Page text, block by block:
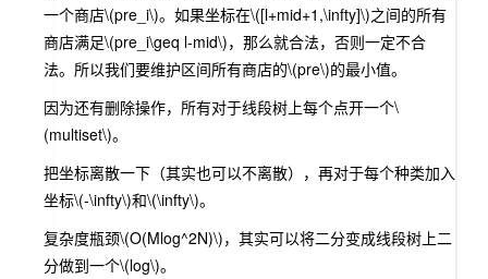
一个商店\(pre_i\)。如果坐标在\([l+mid+1,\infty]\)之间的所有
商店满足\(pre_i\geq l-mid\)，那么就合法，否则一定不合
法。所以我们要维护区间所有商店的\(pre\)的最小值。
因为还有删除操作，所有对于线段树上每个点开一个\
(multiset\)。
把坐标离散一下（其实也可以不离散），再对于每个种类加入
坐标\(-\infty\)和\(\infty\)。
复杂度瓶颈\(O(Mlog^2N)\)，其实可以将二分变成线段树上二
分做到一个\(log\)。